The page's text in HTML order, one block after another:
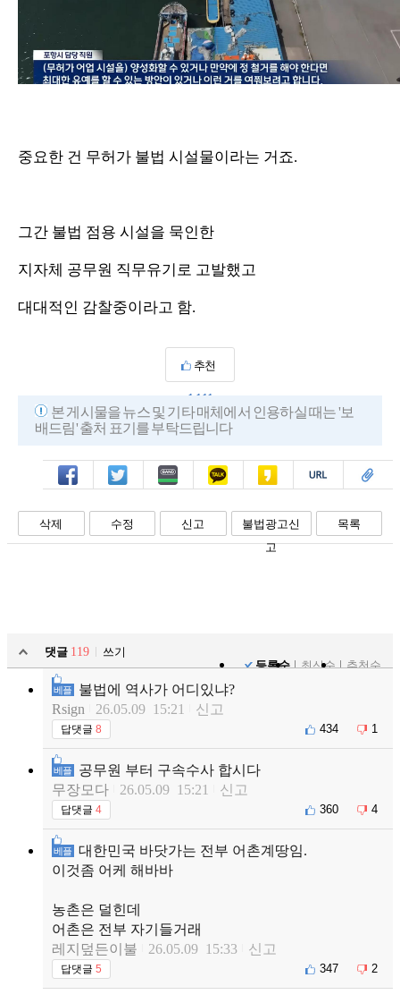
중요한 건 무허가 불법 시설물이라는 거죠.
그간 불법 점용 시설을 묵인한
지자체 공무원 직무유기로 고발했고
대대적인 감찰중이라고 함.
추천
1,111
본 게시물을 뉴스 및 기타 매체에서 인용하실 때는 '보
배드림' 출처 표기를 부탁드립니다
페북 트윗 밴드 카톡 카스 복사 스크랩
삭제 수정 신고
불법광고신
고
목록
댓글 119
쓰기
등록순
최신순 추천순
베플
불법에 역사가 어디있냐?
Rsign
26.05.09 15:21 신고
답댓글 8 434 1
베플
공무원 부터 구속수사 합시다
무장모다
26.05.09 15:21 신고
답댓글 4 360 4
베플
대한민국 바닷가는 전부 어촌계땅임.
이것좀 어케 해바바
농촌은 덜힌데
어촌은 전부 자기들거래
레지덮든이불
26.05.09 15:33 신고
답댓글 5 347 2